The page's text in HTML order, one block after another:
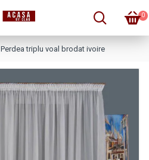
0
Perdea triplu voal brodat ivoire